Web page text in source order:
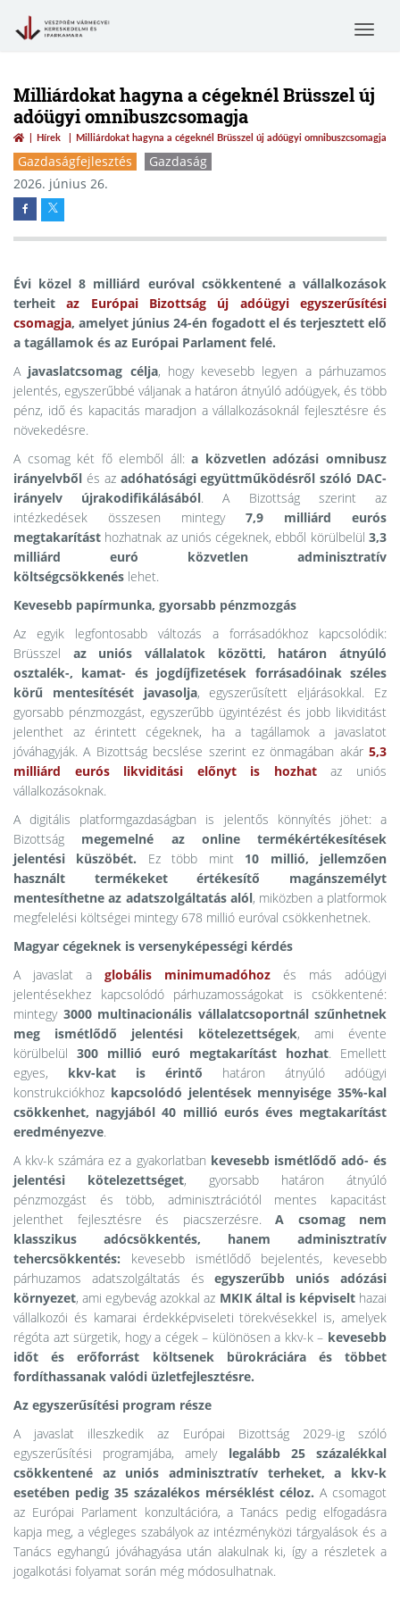
Toggle
Milliárdokat hagyna a cégeknél Brüsszel új
adóügyi omnibuszcsomagja
Hírek Milliárdokat hagyna a cégeknél Brüsszel új adóügyi omnibuszcsomagja
Gazdaságfejlesztés
Gazdaság
2026. június 26.
Évi közel 8 milliárd euróval csökkentené a vállalkozások
terheitaz Európai Bizottság új adóügyi egyszerűsítési
csomagja, amelyet június 24-én fogadott el és terjesztett elő
a tagállamok és az Európai Parlament felé.
A javaslatcsomag célja, hogy kevesebb legyen a párhuzamos
jelentés, egyszerűbbé váljanak a határon átnyúló adóügyek, és több
pénz, idő és kapacitás maradjon a vállalkozásoknál fejlesztésre és
növekedésre.
A csomag két fő elemből áll:a közvetlen adózási omnibusz
irányelvből és az adóhatósági együttműködésről szóló DAC-
irányelv újrakodifikálásából. A Bizottság szerint az
intézkedések összesen mintegy 7,9 milliárd eurós
megtakarítást hozhatnak az uniós cégeknek, ebből körülbelül 3,3
milliárd euró közvetlen adminisztratív
költségcsökkenés lehet.
Kevesebb papírmunka, gyorsabb pénzmozgás
Az egyik legfontosabb változás a forrásadókhoz kapcsolódik:
Brüsszel az uniós vállalatok közötti, határon átnyúló
osztalék-, kamat- és jogdíjfizetések forrásadóinak széles
körű mentesítését javasolja, egyszerűsített eljárásokkal. Ez
gyorsabb pénzmozgást, egyszerűbb ügyintézést és jobb likviditást
jelenthet az érintett cégeknek, ha a tagállamok a javaslatot
jóváhagyják. A Bizottság becslése szerint ez önmagában akár 5,3
milliárd eurós likviditási előnyt is hozhataz uniós
vállalkozásoknak.
A digitális platformgazdaságban is jelentős könnyítés jöhet: a
Bizottság megemelné az online termékértékesítések
jelentési küszöbét. Ez több mint 10 millió, jellemzően
használt termékeket értékesítő magánszemélyt
mentesíthetne az adatszolgáltatás alól, miközben a platformok
megfelelési költségei mintegy 678 millió euróval csökkenhetnek.
Magyar cégeknek is versenyképességi kérdés
A javaslat a globális minimumadóhoz és más adóügyi
jelentésekhez kapcsolódó párhuzamosságokat is csökkentené:
mintegy 3000 multinacionális vállalatcsoportnál szűnhetnek
meg ismétlődő jelentési kötelezettségek, ami évente
körülbelül300 millió euró megtakarítást hozhat. Emellett
egyes, kkv-kat is érintő határon átnyúló adóügyi
konstrukciókhoz kapcsolódó jelentések mennyisége 35%-kal
csökkenhet, nagyjából 40 millió eurós éves megtakarítást
eredményezve.
A kkv-k számára ez a gyakorlatban kevesebb ismétlődő adó- és
jelentési kötelezettséget, gyorsabb határon átnyúló
pénzmozgást és több, adminisztrációtól mentes kapacitást
jelenthet fejlesztésre és piacszerzésre. A csomag nem
klasszikus adócsökkentés, hanem adminisztratív
tehercsökkentés: kevesebb ismétlődő bejelentés, kevesebb
párhuzamos adatszolgáltatás ésegyszerűbb uniós adózási
környezet, ami egybevág azokkal az MKIK által is képviselthazai
vállalkozói és kamarai érdekképviseleti törekvésekkel is, amelyek
régóta azt sürgetik, hogy a cégek – különösen a kkv-k – kevesebb
időt és erőforrást költsenek bürokráciára és többet
fordíthassanak valódi üzletfejlesztésre.
Az egyszerűsítési program része
A javaslat illeszkedik az Európai Bizottság 2029-ig szóló
egyszerűsítési programjába, amely legalább 25 százalékkal
csökkentené az uniós adminisztratív terheket, a kkv-k
esetében pedig 35 százalékos mérséklést céloz. A csomagot
az Európai Parlament konzultációra, a Tanács pedig elfogadásra
kapja meg, a végleges szabályok az intézményközi tárgyalások és a
Tanács egyhangú jóváhagyása után alakulnak ki, így a részletek a
jogalkotási folyamat során még módosulhatnak.